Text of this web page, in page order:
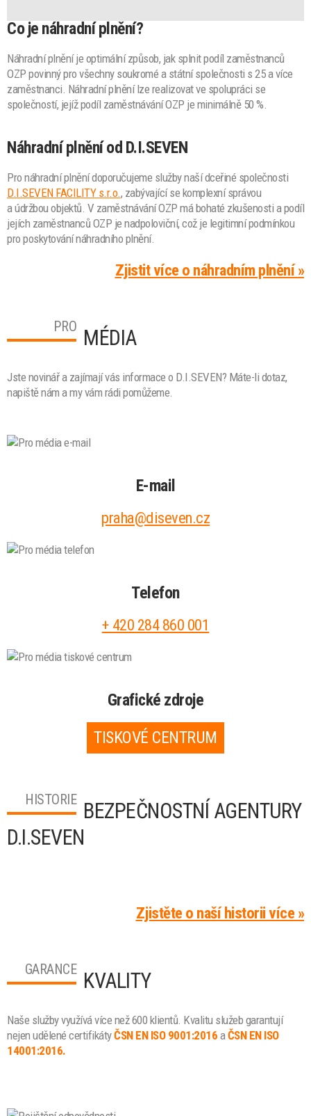
Co je náhradní plnění?
Náhradní plnění je optimální způsob, jak splnit podíl zaměstnanců
OZP povinný pro všechny soukromé a státní společnosti s 25 a více
zaměstnanci. Náhradní plnění lze realizovat ve spolupráci se
společností, jejíž podíl zaměstnávání OZP je minimálně 50 %.
Náhradní plnění od D.I.SEVEN
Pro náhradní plnění doporučujeme služby naší dceřiné společnosti
D.I.SEVEN FACILITY s.r.o., zabývající se komplexní správou
a údržbou objektů. V zaměstnávání OZP má bohaté zkušenosti a podíl
jejích zaměstnanců OZP je nadpoloviční, což je legitimní podmínkou
pro poskytování náhradního plnění.
Zjistit více o náhradním plnění »
PRO MÉDIA
Jste novinář a zajímají vás informace o D.I.SEVEN? Máte-li dotaz,
napiště nám a my vám rádi pomůžeme.
E-mail
praha@diseven.cz
Telefon
+ 420 284 860 001
Grafické zdroje
TISKOVÉ CENTRUM
HISTORIE BEZPEČNOSTNÍ AGENTURY
D.I.SEVEN
Zjistěte o naší historii více »
GARANCE KVALITY
Naše služby využívá více než 600 klientů. Kvalitu služeb garantují
nejen udělené certifikátyČSN EN ISO 9001:2016 a ČSN EN ISO
14001:2016.